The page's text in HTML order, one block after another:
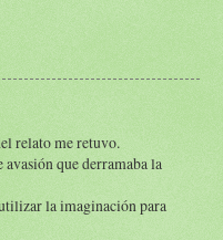
relato me retuvo.
que derramaba la
la imaginación para